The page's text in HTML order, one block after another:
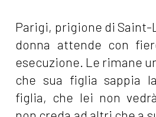
Parigi, prigione di Saint-
donna attende con
esecuzione. Le rimane
che sua figlia sappia
figlia, che lei non